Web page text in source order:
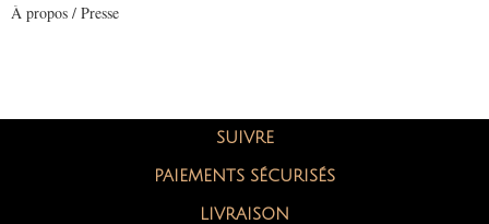
À propos / Presse
SUIVRE
PAIEMENTS SÉCURISÉS
LIVRAISON